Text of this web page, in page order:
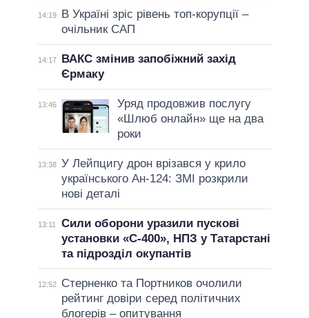
14:19
В Україні зріс рівень топ-корупції –
очільник САП
14:17
ВАКС змінив запобіжний захід
Єрмаку
13:46
Уряд продовжив послугу
«Шлюб онлайн» ще на два
роки
13:38 У Лейпцигу дрон врізався у крило
українського Ан-124: ЗМІ розкрили
нові деталі
13:11
Сили оборони уразили пускові
установки «С-400», НПЗ у Татарстані
та підрозділ окупантів
12:52
Стерненко та Портников очолили
рейтинг довіри серед політичних
блогерів – опитування